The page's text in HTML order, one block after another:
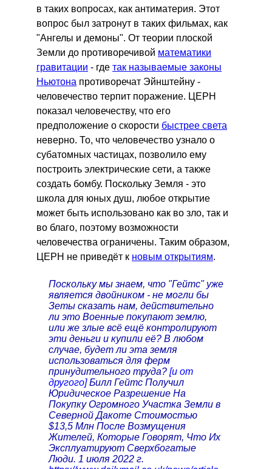
в таких вопросах, как антиматерия. Этот
вопрос был затронут в таких фильмах, как
"Ангелы и демоны". От теории плоской
Земли до противоречивой математики
гравитации - где так называемые законы
Ньютона противоречат Эйнштейну -
человечество терпит поражение. ЦЕРН
показал человечеству, что его
предположение о скорости быстрее света
неверно. То, что человечество узнало о
субатомных частицах, позволило ему
построить электрические сети, а также
создать бомбу. Поскольку Земля - это
школа для юных душ, любое открытие
может быть использовано как во зло, так и
во благо, поэтому возможности
человечества ограничены. Таким образом,
ЦЕРН не приведёт к новым открытиям.
Поскольку мы знаем, что "Гейтс" уже
является двойником - не могли бы
Зеты сказать нам, действительно
ли это Военные покупают землю,
или же злые всё ещё контролируют
эти деньги и купили её? В любом
случае, будет ли эта земля
использоваться для ферм
принудительного труда? [и от
другого] Билл Гейтс Получил
Юридическое Разрешение На
Покупку Огромного Участка Земли в
Северной Дакоте Стоимостью
$13,5 Млн После Возмущения
Жителей, Которые Говорят, Что Их
Эксплуатируют Сверхбогатые
Люди. 1 июля 2022 г.